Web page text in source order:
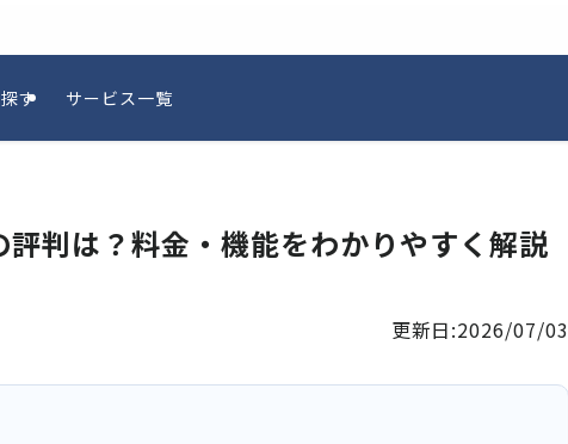
す サービス一覧
評判は？料金・機能をわかりやすく解説
更新日:2026/07/03